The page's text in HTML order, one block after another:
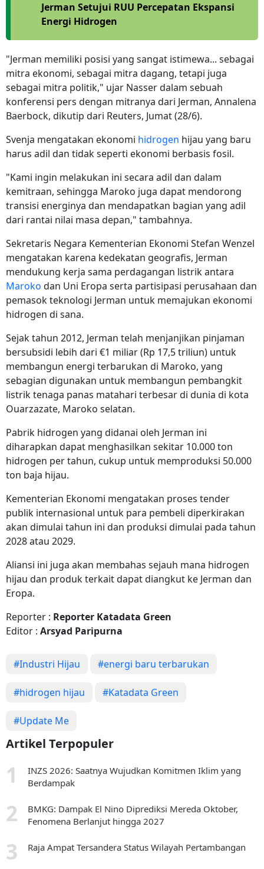
Jerman Setujui RUU Percepatan Ekspansi
Energi Hidrogen
"Jerman memiliki posisi yang sangat istimewa... sebagai
mitra ekonomi, sebagai mitra dagang, tetapi juga
sebagai mitra politik," ujar Nasser dalam sebuah
konferensi pers dengan mitranya dari Jerman, Annalena
Baerbock, dikutip dari Reuters, Jumat (28/6).
Svenja mengatakan ekonomi hidrogen hijau yang baru
harus adil dan tidak seperti ekonomi berbasis fosil.
"Kami ingin melakukan ini secara adil dan dalam
kemitraan, sehingga Maroko juga dapat mendorong
transisi energinya dan mendapatkan bagian yang adil
dari rantai nilai masa depan," tambahnya.
Sekretaris Negara Kementerian Ekonomi Stefan Wenzel
mengatakan karena kedekatan geografis, Jerman
mendukung kerja sama perdagangan listrik antara
Maroko dan Uni Eropa serta partisipasi perusahaan dan
pemasok teknologi Jerman untuk memajukan ekonomi
hidrogen di sana.
Sejak tahun 2012, Jerman telah menjanjikan pinjaman
bersubsidi lebih dari €1 miliar (Rp 17,5 triliun) untuk
membangun energi terbarukan di Maroko, yang
sebagian digunakan untuk membangun pembangkit
listrik tenaga panas matahari terbesar di dunia di kota
Ouarzazate, Maroko selatan.
Pabrik hidrogen yang didanai oleh Jerman ini
diharapkan dapat menghasilkan sekitar 10.000 ton
hidrogen per tahun, cukup untuk memproduksi 50.000
ton baja hijau.
Kementerian Ekonomi mengatakan proses tender
publik internasional untuk para pembeli diperkirakan
akan dimulai tahun ini dan produksi dimulai pada tahun
2028 atau 2029.
Aliansi ini juga akan membahas sejauh mana hidrogen
hijau dan produk terkait dapat diangkut ke Jerman dan
Eropa.
Reporter : Reporter Katadata Green
Editor : Arsyad Paripurna
#Industri Hijau #energi baru terbarukan
#hidrogen hijau #Katadata Green
#Update Me
Artikel Terpopuler
INZS 2026: Saatnya Wujudkan Komitmen Iklim yang
Berdampak
BMKG: Dampak El Nino Diprediksi Mereda Oktober,
Fenomena Berlanjut hingga 2027
Raja Ampat Tersandera Status Wilayah Pertambangan